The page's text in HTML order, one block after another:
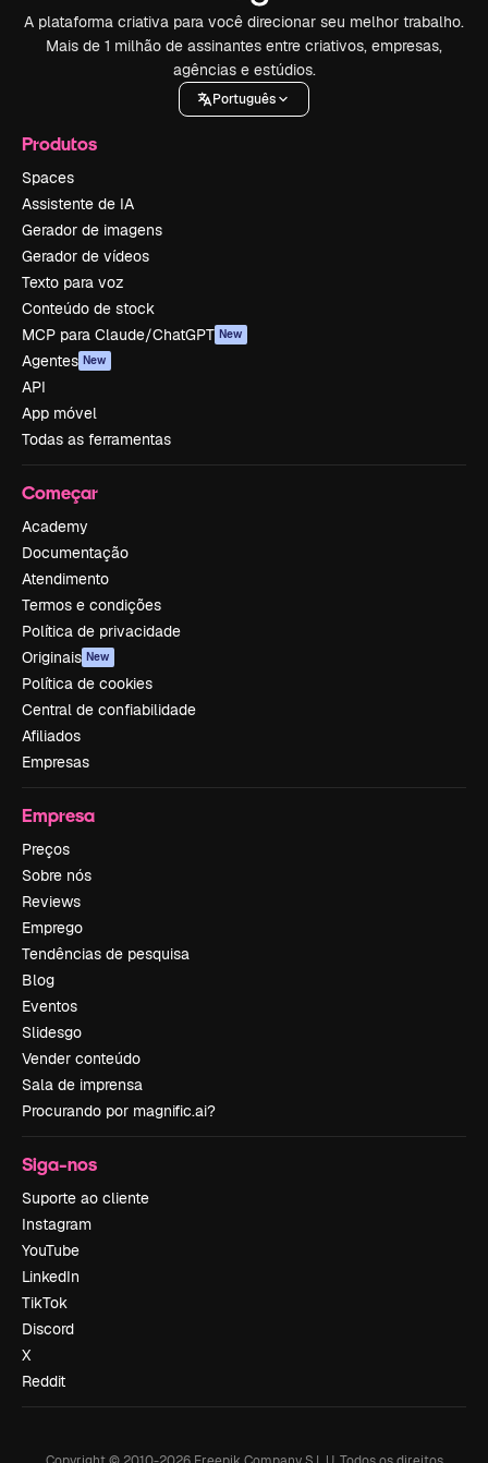
A plataforma criativa para você direcionar seu melhor trabalho.
Mais de 1 milhão de assinantes entre criativos, empresas,
agências e estúdios.
Português
Produtos
Spaces
Assistente de IA
Gerador de imagens
Gerador de vídeos
Texto para voz
Conteúdo de stock
MCP para Claude/ChatGPT New
Agentes New
API
App móvel
Todas as ferramentas
Começar
Academy
Documentação
Atendimento
Termos e condições
Política de privacidade
Originais New
Política de cookies
Central de confiabilidade
Afiliados
Empresas
Empresa
Preços
Sobre nós
Reviews
Emprego
Tendências de pesquisa
Blog
Eventos
Slidesgo
Vender conteúdo
Sala de imprensa
Procurando por magnific.ai?
Siga-nos
Suporte ao cliente
Instagram
YouTube
LinkedIn
TikTok
Discord
X
Reddit